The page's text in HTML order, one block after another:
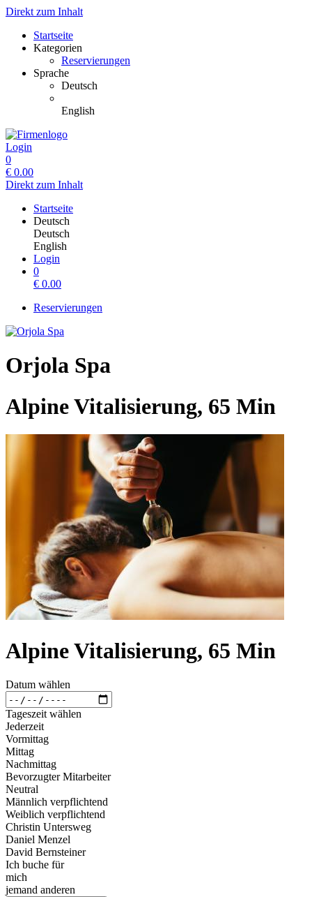
Direkt zum Inhalt
Startseite
Kategorien
Reservierungen
Sprache
Deutsch
English
Login
0
€ 0.00
Direkt zum Inhalt
Startseite
Deutsch
Deutsch
English
Login
0
€ 0.00
Reservierungen
Orjola Spa
Alpine Vitalisierung, 65 Min
Alpine Vitalisierung, 65 Min
Datum wählen
Tageszeit wählen
Jederzeit
Vormittag
Mittag
Nachmittag
Bevorzugter Mitarbeiter
Neutral
Männlich verpflichtend
Weiblich verpflichtend
Christin Untersweg
Daniel Menzel
David Bernsteiner
Ich buche für
mich
jemand anderen